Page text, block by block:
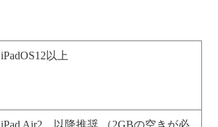
iPadOS12以上
iPad Air2 以降推奨 （2GBの空きが必